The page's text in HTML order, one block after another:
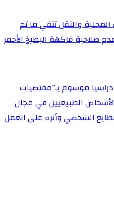
المحلية والنقل تنفي ما تم
صلاحية فاكهة البطيخ الأحمر
موسوم بـ”مقتضيات
الطبيعيين في مجال
الشخصي وأثره على العمل